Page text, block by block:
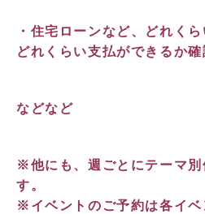
・住宅ローンなど、どれく
どれくらい支払ができるか
などなど
※他にも、週ごとにテーマ
す。
※イベントのご予約は各イ